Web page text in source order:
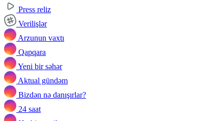
Press reliz
Verilişlər
Arzunun vaxtı
Qapqara
Yeni bir səhər
Aktual gündəm
Bizdən nə danışırlar?
24 saat